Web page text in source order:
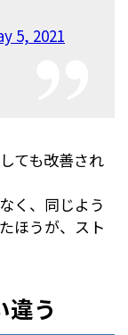
5, 2021
ても改善され
く、同じよう
ほうが、スト
う